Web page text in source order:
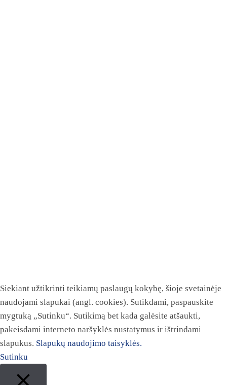
Siekiant užtikrinti teikiamų paslaugų kokybę, šioje svetainėje
naudojami slapukai (angl. cookies). Sutikdami, paspauskite
mygtuką „Sutinku“. Sutikimą bet kada galėsite atšaukti,
pakeisdami interneto naršyklės nustatymus ir ištrindami
slapukus. Slapukų naudojimo taisyklės.
Sutinku